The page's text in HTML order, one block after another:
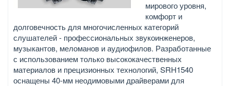
мирового уровня,
комфорт и
долговечность для многочисленных категорий
слушателей - профессиональных звукоинженеров,
музыкантов, меломанов и аудиофилов. Разработанные
с использованием только высококачественных
материалов и прецизионных технологий, SRH1540
оснащены 40-мм неодимовыми драйверами для